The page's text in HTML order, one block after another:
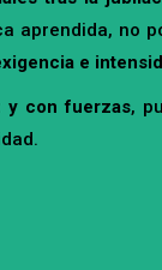
aprendida, no
e
y con fuerzas,